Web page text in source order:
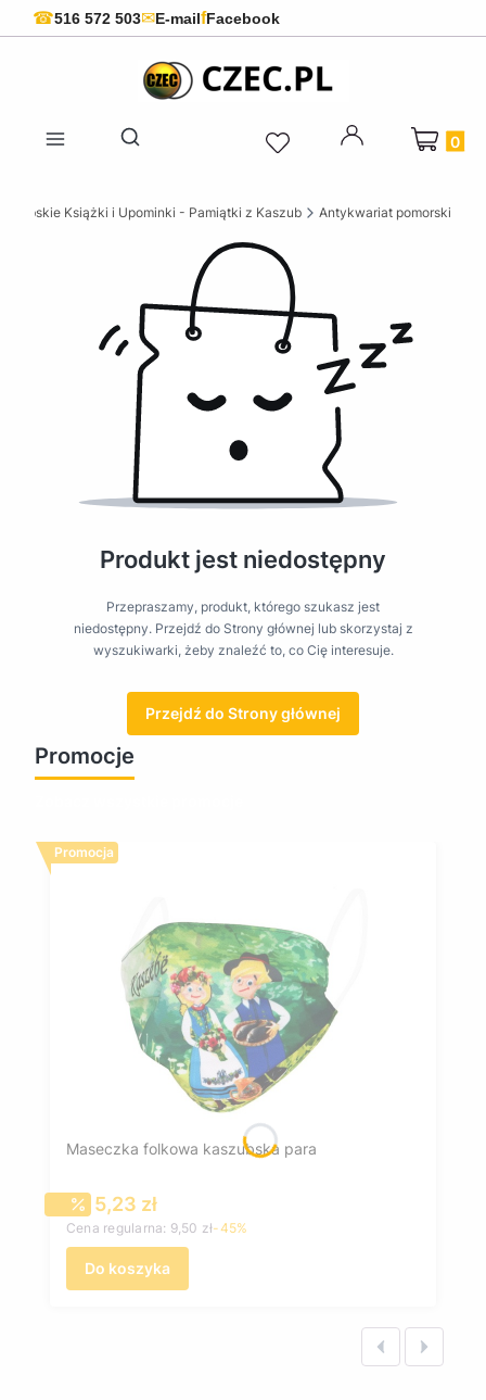
☎516 572 503✉E-mailfFacebook
Otwórz wyszukiwarkę
Produkty
Książki i Upominki - Pamiątki z Kaszub Antykwariat pomorski
Produkt jest niedostępny
Przepraszamy, produkt, którego szukasz jest
niedostępny. Przejdź do Strony głównej lub skorzystaj z
wyszukiwarki, żeby znaleźć to, co Cię interesuje.
Przejdź do Strony głównej
Promocje
Promocja
Maseczka folkowa kaszubska para
Cena promocyjna
5,23 zł
Cena regularna: 9,50 zł-45%
Do koszyka